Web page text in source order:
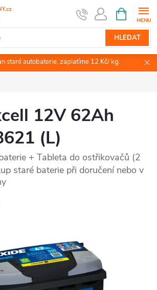
HLEDAT
NÁKUPNÍ
KOŠÍK
staré autobaterie, zaplatíme 12 Kč/ kg.
12V 62Ah
(L)
+ Tableta do ostřikovačů (2
staré baterie při doručení nebo v